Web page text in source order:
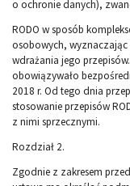
o ochronie danych),
RODO w sposób
osobowych, wyznaczając
wdrażania jego
obowiązywało
2018 r. Od tego dnia
stosowanie przepisów
z nimi sprzecznymi.
Rozdział 2.
Zgodnie z zakresem